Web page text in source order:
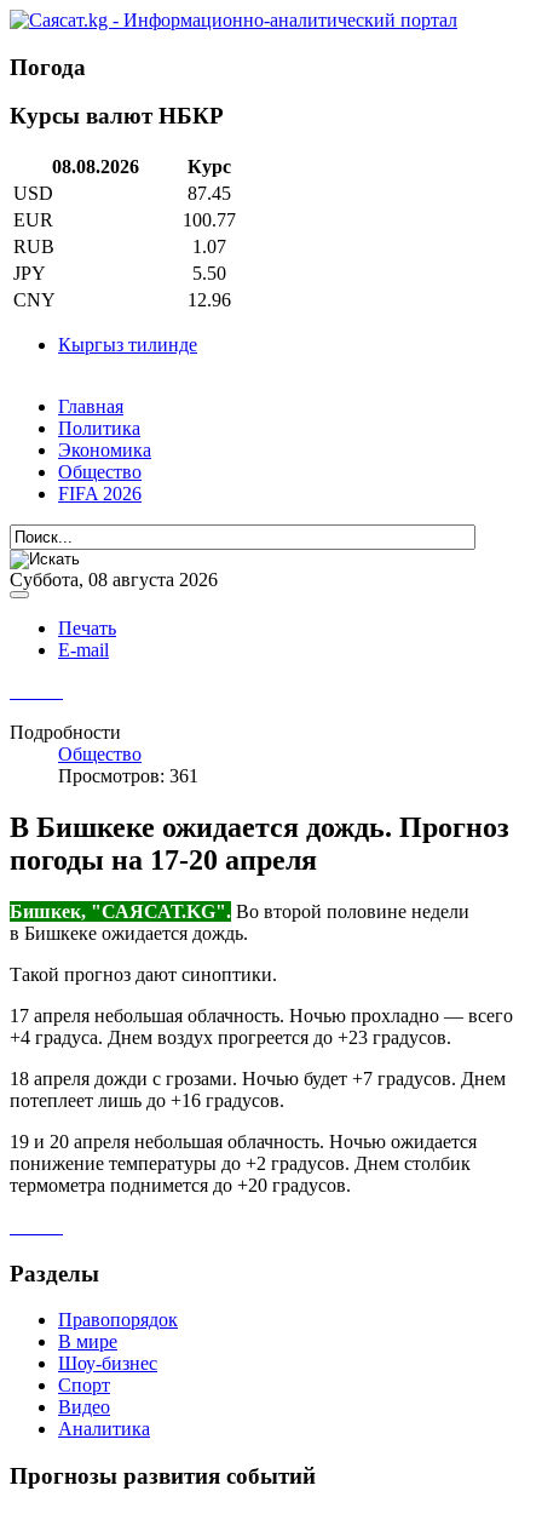
Погода
Курсы валют НБКР
08.08.2026
Курс
USD
87.45
EUR
100.77
RUB
1.07
JPY
5.50
CNY
12.96
Кыргыз тилинде
Главная
Политика
Экономика
Общество
FIFA 2026
Суббота, 08 августа 2026
Печать
E-mail
Подробности
Общество
Просмотров: 361
В Бишкеке ожидается дождь. Прогноз
погоды на 17-20 апреля
Бишкек, "САЯСАТ.KG". Во второй половине недели
в Бишкеке ожидается дождь.
Такой прогноз дают синоптики.
17 апреля небольшая облачность. Ночью прохладно — всего
+4 градуса. Днем воздух прогреется до +23 градусов.
18 апреля дожди с грозами. Ночью будет +7 градусов. Днем
потеплеет лишь до +16 градусов.
19 и 20 апреля небольшая облачность. Ночью ожидается
понижение температуры до +2 градусов. Днем столбик
термометра поднимется до +20 градусов.
Разделы
Правопорядок
В мире
Шоу-бизнес
Спорт
Видео
Аналитика
Прогнозы развития событий